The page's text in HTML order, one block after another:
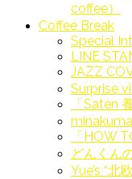
coffee）
Coffee Break
Special
LINE
JAZZ
Surprise
「Satén
「HOW
どんくん
Yue’s “北